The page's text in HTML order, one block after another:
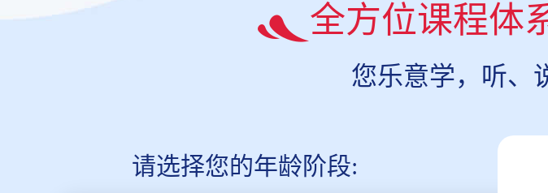
全方位课程体
您乐意学，听、
请选择您的年龄阶段: